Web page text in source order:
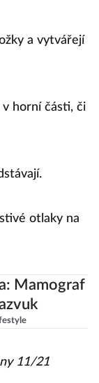
a vytvářejí
v horní části, či
otlaky na
Mamograf
11/21